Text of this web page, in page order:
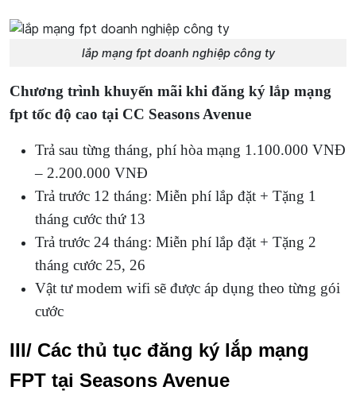
lắp mạng fpt doanh nghiệp công ty
Chương trình khuyến mãi khi đăng ký lắp mạng
fpt tốc độ cao tại CC Seasons Avenue
Trả sau từng tháng, phí hòa mạng 1.100.000 VNĐ
– 2.200.000 VNĐ
Trả trước 12 tháng: Miễn phí lắp đặt + Tặng 1
tháng cước thứ 13
Trả trước 24 tháng: Miễn phí lắp đặt + Tặng 2
tháng cước 25, 26
Vật tư modem wifi sẽ được áp dụng theo từng gói
cước
III/ Các thủ tục đăng ký lắp mạng
FPT tại Seasons Avenue